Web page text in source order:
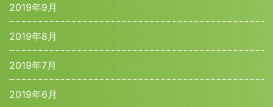
2019年9月
2019年8月
2019年7月
2019年6月